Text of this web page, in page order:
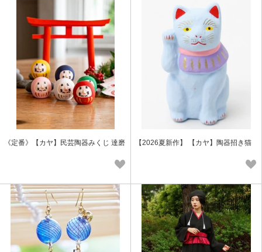
《定番》【カヤ】民芸陶器みくじ 達磨 【2026夏新作】 【カヤ】陶器招き猫